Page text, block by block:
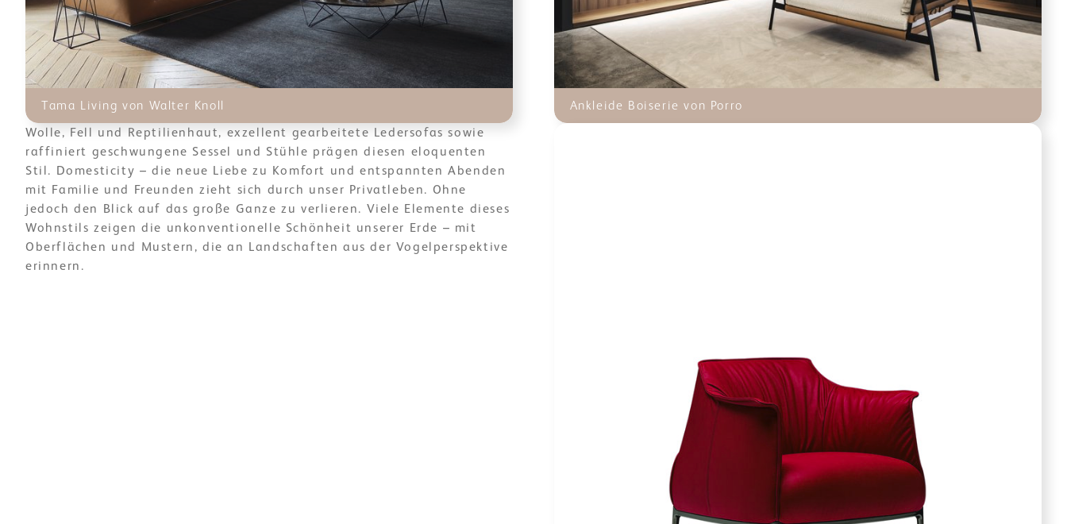
Tama Living von Walter Knoll
Ankleide Boiserie von Porro
Wolle, Fell und Reptilienhaut, exzellent gearbeitete Ledersofas sowie
raffiniert geschwungene Sessel und Stühle prägen diesen eloquenten
Stil. Domesticity – die neue Liebe zu Komfort und entspannten Abenden
mit Familie und Freunden zieht sich durch unser Privatleben. Ohne
jedoch den Blick auf das große Ganze zu verlieren. Viele Elemente dieses
Wohnstils zeigen die unkonventionelle Schönheit unserer Erde – mit
Oberflächen und Mustern, die an Landschaften aus der Vogelperspektive
erinnern.